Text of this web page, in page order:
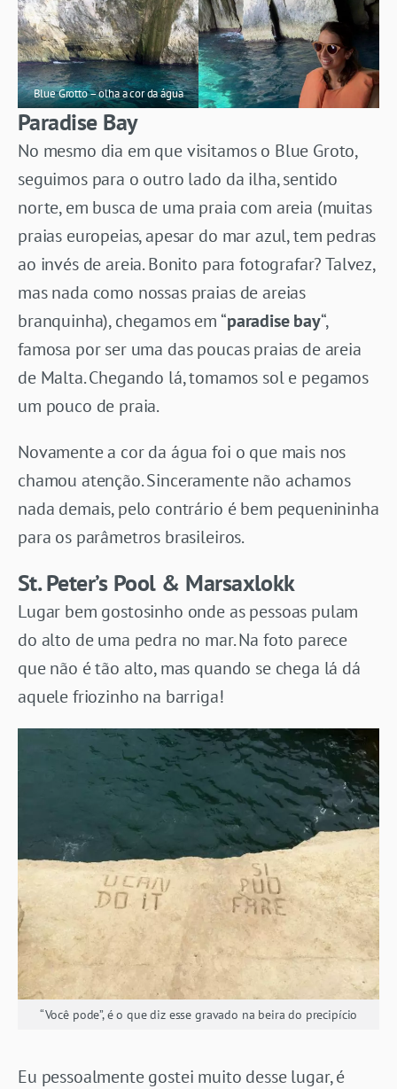
Blue Grotto – olha a cor da água
Paradise Bay
No mesmo dia em que visitamos o Blue Groto,
seguimos para o outro lado da ilha, sentido
norte, em busca de uma praia com areia (muitas
praias europeias, apesar do mar azul, tem pedras
ao invés de areia. Bonito para fotografar? Talvez,
mas nada como nossas praias de areias
branquinha), chegamos em “paradise bay“,
famosa por ser uma das poucas praias de areia
de Malta. Chegando lá, tomamos sol e pegamos
um pouco de praia.
Novamente a cor da água foi o que mais nos
chamou atenção. Sinceramente não achamos
nada demais, pelo contrário é bem pequenininha
para os parâmetros brasileiros.
St. Peter’s Pool & Marsaxlokk
Lugar bem gostosinho onde as pessoas pulam
do alto de uma pedra no mar. Na foto parece
que não é tão alto, mas quando se chega lá dá
aquele friozinho na barriga!
“Você pode”, é o que diz esse gravado na beira do precipício
Eu pessoalmente gostei muito desse lugar, é